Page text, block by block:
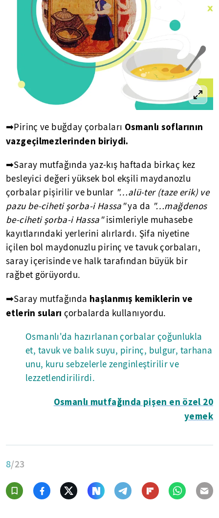
➡Pirinç ve buğday çorbaları Osmanlı soflarının
vazgeçilmezlerinden biriydi.
➡Saray mutfağında yaz-kış haftada birkaç kez
besleyici değeri yüksek bol ekşili maydanozlu
çorbalar pişirilir ve bunlar "…alü-ter (taze erik) ve
pazu be-ciheti şorba-i Hassa"ya da "…mağdenos
be-ciheti şorba-i Hassa"isimleriyle muhasebe
kayıtlarındaki yerlerini alırlardı. Şifa niyetine
içilen bol maydonuzlu pirinç ve tavuk çorbaları,
saray içerisinde ve halk tarafından büyük bir
rağbet görüyordu.
➡Saray mutfağında haşlanmış kemiklerin ve
etlerin suları çorbalarda kullanıyordu.
Osmanlı'da hazırlanan çorbalar çoğunlukla
et, tavuk ve balık suyu, pirinç, bulgur, tarhana
unu, kuru sebzelerle zenginleştirilir ve
lezzetlendirilirdi.
Osmanlı mutfağında pişen en özel 20
yemek
8/23